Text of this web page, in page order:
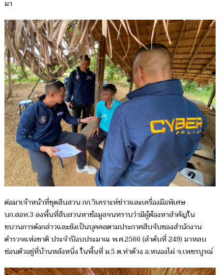
มา
ต่อมาเจ้าหน้าที่ชุดสืบสวน กก.วิเคราะห์ข่าวและเครื่องมือพิเศษ
บก.สอท.3 ลงพื้นที่สืบสวนหาข้อมูลจนทราบว่ามีผู้ต้องหาสำคัญใน
ขบวนการดังกล่าวและยังเป็นบุคคลตามประกาศสืบจับของสำนักงาน
ตำรวจแห่งชาติ ประจำปีงบประมาณ พ.ศ.2566 (ลำดับที่ 249) มาหลบ
ซ่อนตัวอยู่ที่บ้านหลังหนึ่ง ในพื้นที่ ม.5 ต.ท่าด้วง อ.หนองไผ่ จ.เพชรบูรณ์